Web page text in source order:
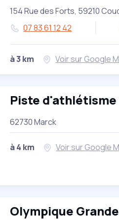
154 Rue des Forts, 59210
07 83 61 12 42
à 3 km Voir sur Google
Piste d'athlétisme
62730 Marck
à 4 km Voir sur Google
Olympique